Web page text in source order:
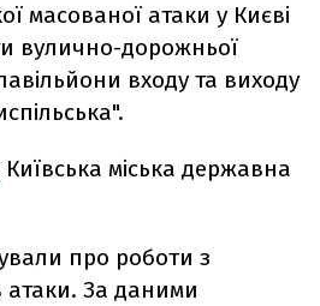
масованої атаки у Києві
вулично-дорожньої
входу та виходу
Київська міська державна
про роботи з
атаки. За даними